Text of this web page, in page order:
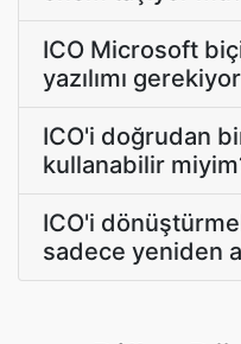
ICO Microsoft
yazılımı
ICO'i doğrudan
kullanabilir
ICO'i
sadece yeniden